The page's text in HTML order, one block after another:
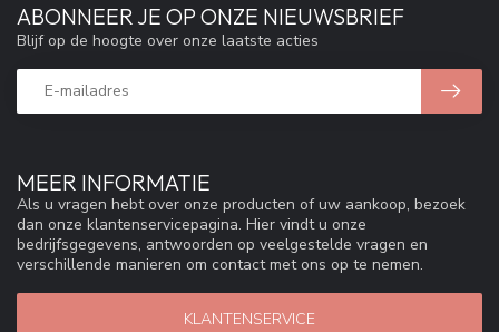
MEER INFORMATIE
Als u vragen hebt over onze producten of uw aankoop, bezoek
dan onze klantenservicepagina. Hier vindt u onze
bedrijfsgegevens, antwoorden op veelgestelde vragen en
verschillende manieren om contact met ons op te nemen.
KLANTENSERVICE
ABONNEER JE OP ONZE NIEUWSBRIEF
Blijf op de hoogte over onze laatste acties